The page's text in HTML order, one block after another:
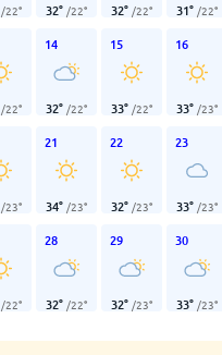
/22° 32° /22° 32° /22° 31° /22°
/22°
14
32° /22°
15
33° /22°
16
33° /23°
/23°
21
34° /23°
22
32° /23°
23
33° /23°
/22°
28
32° /22°
29
32° /23°
30
33° /23°